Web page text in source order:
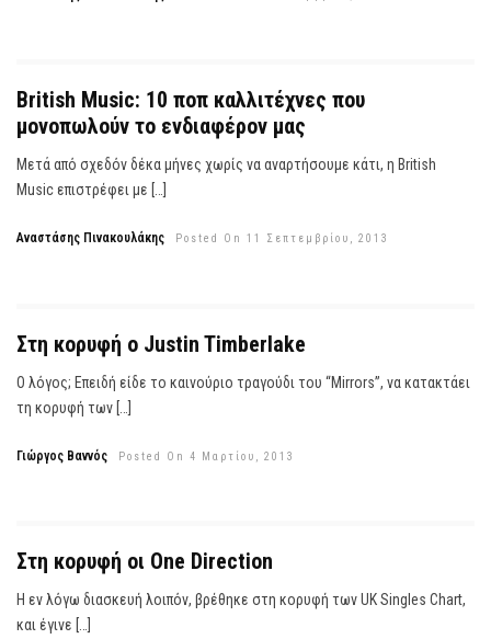
British Music: 10 ποπ καλλιτέχνες που
μονοπωλούν το ενδιαφέρον μας
Μετά από σχεδόν δέκα μήνες χωρίς να αναρτήσουμε κάτι, η British
Music επιστρέφει με […]
Αναστάσης Πινακουλάκης Posted On 11 Σεπτεμβρίου, 2013
Στη κορυφή ο Justin Timberlake
Ο λόγος; Επειδή είδε το καινούριο τραγούδι του “Mirrors”, να κατακτάει
τη κορυφή των […]
Γιώργος Βαννός Posted On 4 Μαρτίου, 2013
Στη κορυφή οι One Direction
Η εν λόγω διασκευή λοιπόν, βρέθηκε στη κορυφή των UK Singles Chart,
και έγινε […]